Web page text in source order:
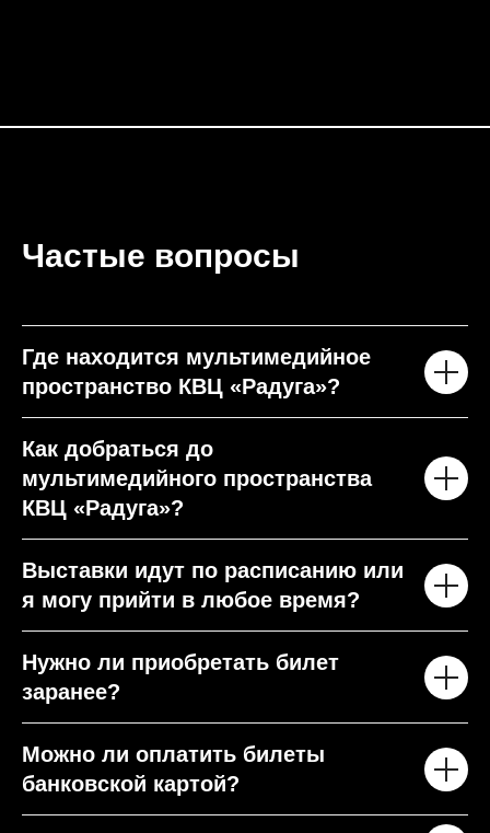
Частые вопросы
Где находится мультимедийное
пространство КВЦ «Радуга»?
Как добраться до
мультимедийного пространства
КВЦ «Радуга»?
Выставки идут по расписанию или
я могу прийти в любое время?
Нужно ли приобретать билет
заранее?
Можно ли оплатить билеты
банковской картой?